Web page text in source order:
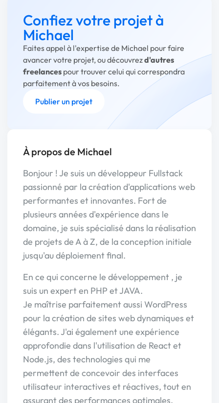
Confiez votre projet à
Michael
Faites appel à l'expertise de Michael pour faire
avancer votre projet, ou découvrezd'autres
freelances pour trouver celui qui correspondra
parfaitement à vos besoins.
Publier un projet
À propos de Michael
Bonjour ! Je suis un développeur Fullstack
passionné par la création d'applications web
performantes et innovantes. Fort de
plusieurs années d'expérience dans le
domaine, je suis spécialisé dans la réalisation
de projets de A à Z, de la conception initiale
jusqu'au déploiement final.
En ce qui concerne le développement , je
suis un expert en PHP et JAVA.
Je maîtrise parfaitement aussi WordPress
pour la création de sites web dynamiques et
élégants. J'ai également une expérience
approfondie dans l'utilisation de React et
Node.js, des technologies qui me
permettent de concevoir des interfaces
utilisateur interactives et réactives, tout en
assurant des performances optimales.